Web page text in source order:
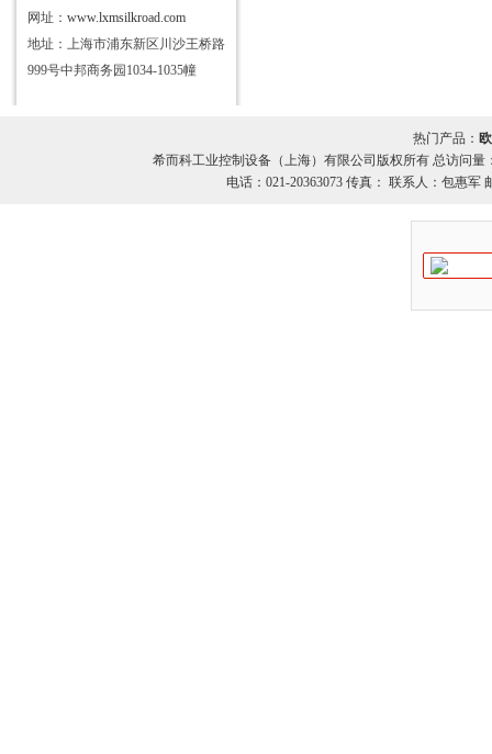
网址： www.lxmsilkroad.com
地址：上海市浦东新区川沙王桥路
999号中邦商务园1034-1035幢
热门产品：
希而科工业控制设备（上海）有限公司版权所有 总访问量
电话：021-20363073 传真： 联系人：包惠军